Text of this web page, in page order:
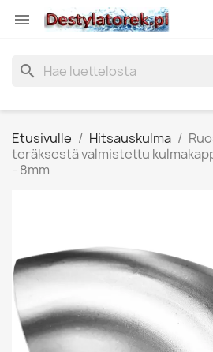

search
Etusivulle Hitsauskulma
teräksestä valmistettu
- 8mm